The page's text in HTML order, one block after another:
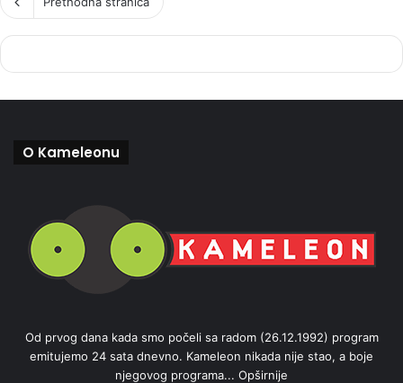
O Kameleonu
Od prvog dana kada smo počeli sa radom (26.12.1992) program
emitujemo 24 sata dnevno. Kameleon nikada nije stao, a boje
njegovog programa... Opširnije